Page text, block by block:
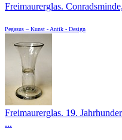
Freimaurerglas.
Pegasus – Kunst - Antik - Design
Freimaurerglas. 19.
...